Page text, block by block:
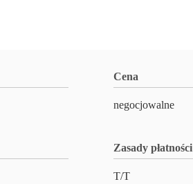
Cena
negocjowalne
Zasady płatności
T/T